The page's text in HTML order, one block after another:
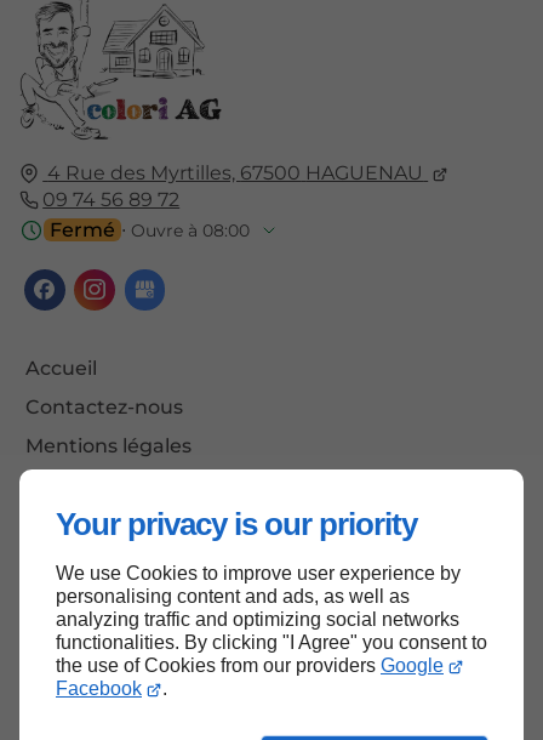
Your privacy is our priority
We use Cookies to improve user experience by
personalising content and ads, as well as
analyzing traffic and optimizing social networks
functionalities. By clicking "I Agree" you consent to
the use of Cookies from our providers Google
Facebook
.
4 Rue des Myrtilles, 67500 HAGUENAU
09 74 56 89 72
Fermé ⋅ Ouvre à 08:00
Accueil
Contactez-nous
Mentions légales
Haut de page